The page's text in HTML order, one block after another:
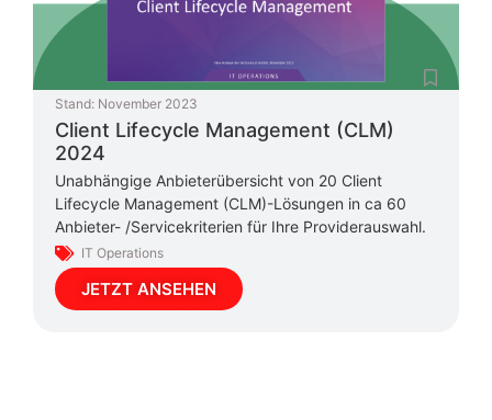
Stand: November 2023
Client Lifecycle Management (CLM)
2024
Unabhängige Anbieterübersicht von 20 Client
Lifecycle Management (CLM)-Lösungen in ca 60
Anbieter- /Servicekriterien für Ihre Providerauswahl.
IT Operations
JETZT ANSEHEN